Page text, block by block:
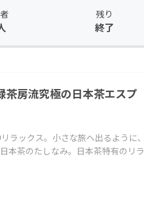
残り
終了
房流究極の日本茶エスプ
ラックス。小さな旅へ出るように、
本茶のたしなみ。日本茶特有のリラ